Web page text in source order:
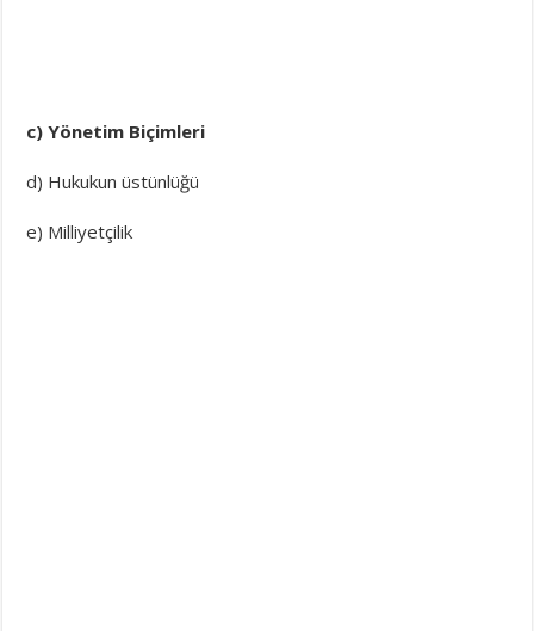
c) Yönetim Biçimleri
d) Hukukun üstünlüğü
e) Milliyetçilik